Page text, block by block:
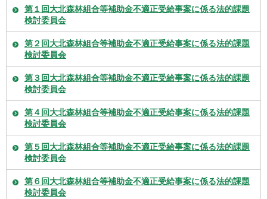
第１回大北森林組合等補助金不適正受給事案に係る法的課題
検討委員会
第２回大北森林組合等補助金不適正受給事案に係る法的課題
検討委員会
第３回大北森林組合等補助金不適正受給事案に係る法的課題
検討委員会
第４回大北森林組合等補助金不適正受給事案に係る法的課題
検討委員会
第５回大北森林組合等補助金不適正受給事案に係る法的課題
検討委員会
第６回大北森林組合等補助金不適正受給事案に係る法的課題
検討委員会